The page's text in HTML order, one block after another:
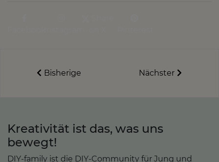
Bisherige Nächster
Kreativität ist das, was uns
bewegt!
DIY-family ist die DIY-Community für Jung und